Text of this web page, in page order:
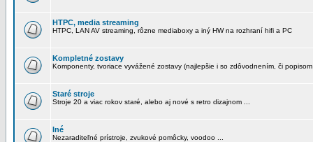
HTPC, media streaming
HTPC, LAN AV streaming, rôzne mediaboxy a iný HW na rozhraní hifi a PC
Kompletné zostavy
Komponenty, tvoriace vyvážené zostavy (najlepšie i so zdôvodnením, či
Staré stroje
Stroje 20 a viac rokov staré, alebo aj nové s retro dizajnom ...
Iné
Nezaraditeľné prístroje, zvukové pomôcky, voodoo ...